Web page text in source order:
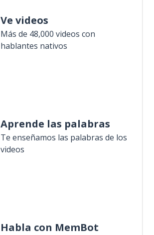
Ve videos
Más de 48,000 videos con
hablantes nativos
Aprende las palabras
Te enseñamos las palabras de los
videos
Habla con MemBot